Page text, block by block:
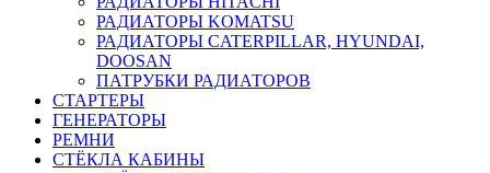
РАДИАТОРЫ KOMATSU
РАДИАТОРЫ CATERPILLAR, HYUNDAI,
DOOSAN
ПАТРУБКИ РАДИАТОРОВ
СТАРТЕРЫ
ГЕНЕРАТОРЫ
РЕМНИ
СТЁКЛА КАБИНЫ